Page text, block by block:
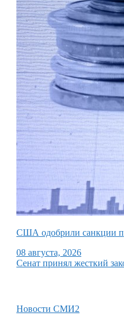
США одобрили санкции
08 августа, 2026
Сенат принял жесткий
Новости СМИ2